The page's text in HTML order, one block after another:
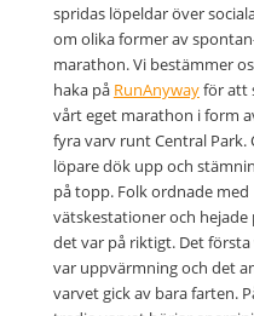
spridas löpeldar över
om olika former av
marathon. Vi bestämmer
haka på RunAnywayför att
vårt eget marathon i form
fyra varv runt Central Park.
löpare dök upp och
på topp. Folk ordnade med
vätskestationer och hejade
det var på riktigt. Det
var uppvärmning och det
varvet gick av bara farten.